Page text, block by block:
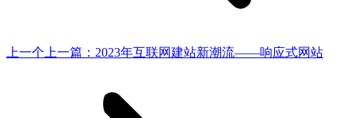
上一个 上一篇： 2023年互联网建站新潮流——响应式网站